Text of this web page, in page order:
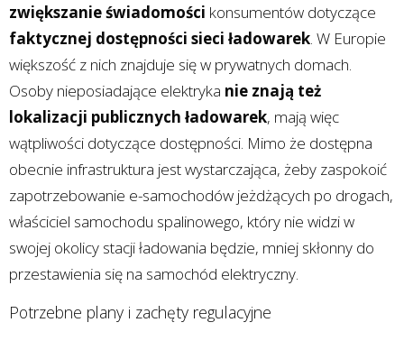
zwiększanie świadomości konsumentów dotyczące
faktycznej dostępności sieci ładowarek . W Europie
większość z nich znajduje się w prywatnych domach.
Osoby nieposiadające elektryka nie znają też
lokalizacji publicznych ładowarek, mają więc
wątpliwości dotyczące dostępności. Mimo że dostępna
obecnie infrastruktura jest wystarczająca, żeby zaspokoić
zapotrzebowanie e-samochodów jeżdżących po drogach,
właściciel samochodu spalinowego, który nie widzi w
swojej okolicy stacji ładowania będzie, mniej skłonny do
przestawienia się na samochód elektryczny.
Potrzebne plany i zachęty regulacyjne